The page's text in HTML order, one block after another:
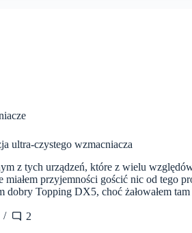
ultra-czystego wzmacniacza
z tych urządzeń, które z wielu
miałem przyjemności gościć nic od tego
dobry Topping DX5, choć żałowałem
2